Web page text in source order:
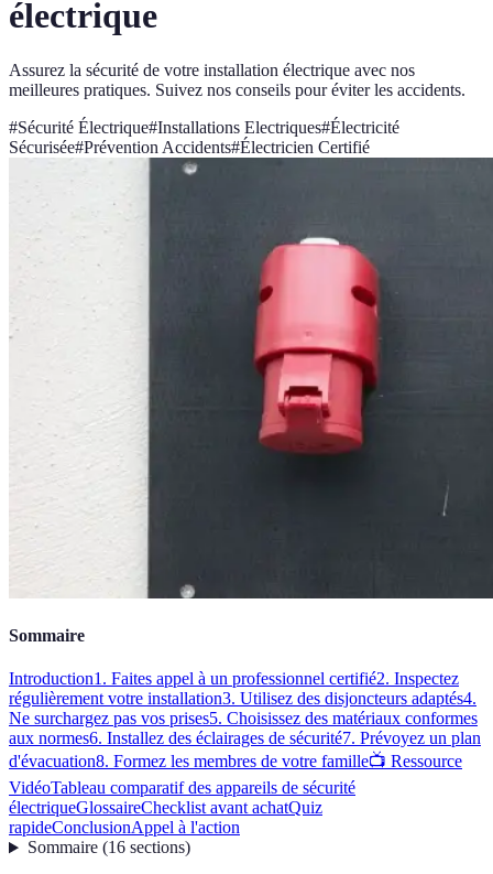
électrique
Assurez la sécurité de votre installation électrique avec nos
meilleures pratiques. Suivez nos conseils pour éviter les accidents.
#Sécurité Électrique#Installations Electriques#Électricité
Sécurisée#Prévention Accidents#Électricien Certifié
Sommaire
Introduction1. Faites appel à un professionnel certifié2. Inspectez
régulièrement votre installation3. Utilisez des disjoncteurs adaptés4.
Ne surchargez pas vos prises5. Choisissez des matériaux conformes
aux normes6. Installez des éclairages de sécurité7. Prévoyez un plan
d'évacuation8. Formez les membres de votre famille📺 Ressource
VidéoTableau comparatif des appareils de sécurité
électriqueGlossaireChecklist avant achatQuiz
rapideConclusionAppel à l'action
Sommaire(16 sections)